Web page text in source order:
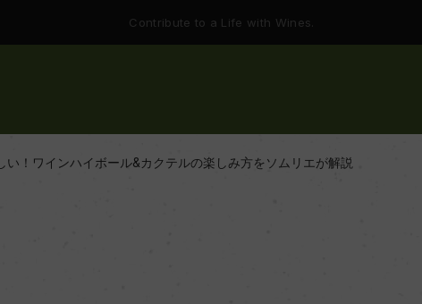
Contribute to a Life with Wines.
い！ワインハイボール&カクテルの楽しみ方をソムリエが解説